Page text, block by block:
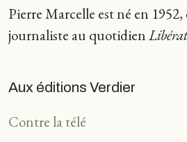
Pierre Marcelle est né en
journaliste au quotidien
Aux éditions Verdier
Contre la télé